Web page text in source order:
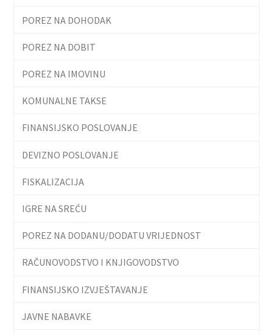
POREZ NA DOHODAK
POREZ NA DOBIT
POREZ NA IMOVINU
KOMUNALNE TAKSE
FINANSIJSKO POSLOVANJE
DEVIZNO POSLOVANJE
FISKALIZACIJA
IGRE NA SREĆU
POREZ NA DODANU/DODATU VRIJEDNOST
RAČUNOVODSTVO I KNJIGOVODSTVO
FINANSIJSKO IZVJEŠTAVANJE
JAVNE NABAVKE